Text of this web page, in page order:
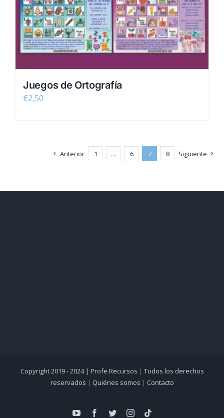
Juegos de Ortografía
€2,50
Anterior 1 … 6 7 8 Siguiente
Copyright 2019 - 2024 | Profe Recursos | Todos los derechos
reservados | Quiénes somos | Contacto
YouTubeFacebook
TwitterInstagram
Tiktok